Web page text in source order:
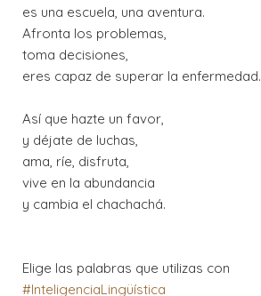
es una escuela, una aventura.
Afronta los problemas,
toma decisiones,
eres capaz de superar la enfermedad.
Así que hazte un favor,
y déjate de luchas,
ama, ríe, disfruta,
vive en la abundancia
y cambia el chachachá.
Elige las palabras que utilizas con
#InteligenciaLingüística